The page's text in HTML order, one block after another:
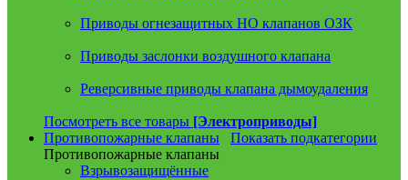
Приводы огнезащитных НО клапанов ОЗК
Приводы заслонки воздушного клапана
Реверсивные приводы клапана дымоудаления
Посмотреть все товары [Электроприводы]
Противопожарные клапаны
Показать подкатегории
Противопожарные клапаны
Взрывозащищённые